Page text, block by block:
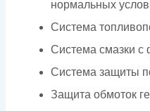
нормальных
Система
Система смазки с
Система защиты
Защита обмоток